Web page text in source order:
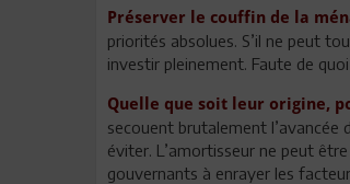
Préserver le couffin de la
priorités absolues. S’il ne peut
investir pleinement. Faute de
Quelle que soit leur origine,
secouent brutalement
éviter. L’amortisseur ne peut
gouvernants à enrayer les